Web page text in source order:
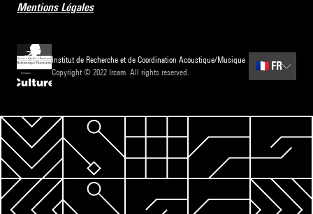
Mentions Légales
Institut de Recherche et de Coordination Acoustique/Musique
Copyright © 2022 Ircam. All rights reserved.
🇫🇷 FR